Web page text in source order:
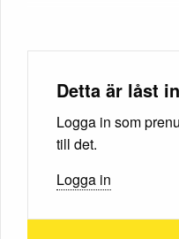
Detta är låst
Logga in som
till det.
Logga in